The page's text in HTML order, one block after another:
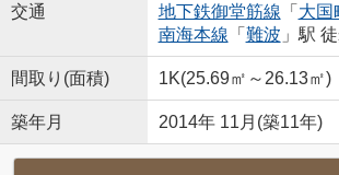
交通
地下鉄御堂筋線 「 大国
南海本線 「 難波 」駅
間取り(面積) 1K(25.69㎡～26.13㎡)
築年月 2014年 11月(築11年)